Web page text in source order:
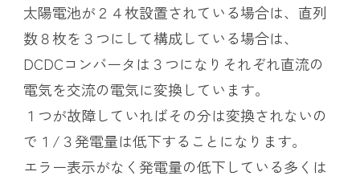
太陽電池が２４枚設置されている場合は、直列
数８枚を３つにして構成している場合は、
DCDCコンバータは３つになりそれぞれ直流の
電気を交流の電気に変換しています。
１つが故障していればその分は変換されないの
で１/３発電量は低下することになります。
エラー表示がなく発電量の低下している多くは